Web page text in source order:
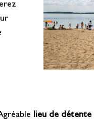
lieu de détente